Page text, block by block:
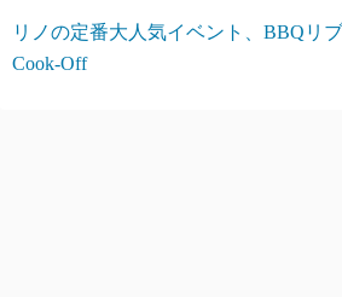
リノの定番大人気イベント、BBQリ
Cook-Off